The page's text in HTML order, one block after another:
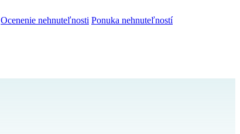
Ocenenie nehnuteľnosti Ponuka nehnuteľností